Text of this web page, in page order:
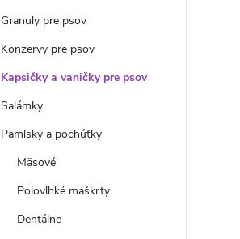
Granuly pre psov
Konzervy pre psov
Kapsičky a vaničky pre psov
Salámky
Pamlsky a pochúťky
Mäsové
Polovlhké maškrty
Dentálne